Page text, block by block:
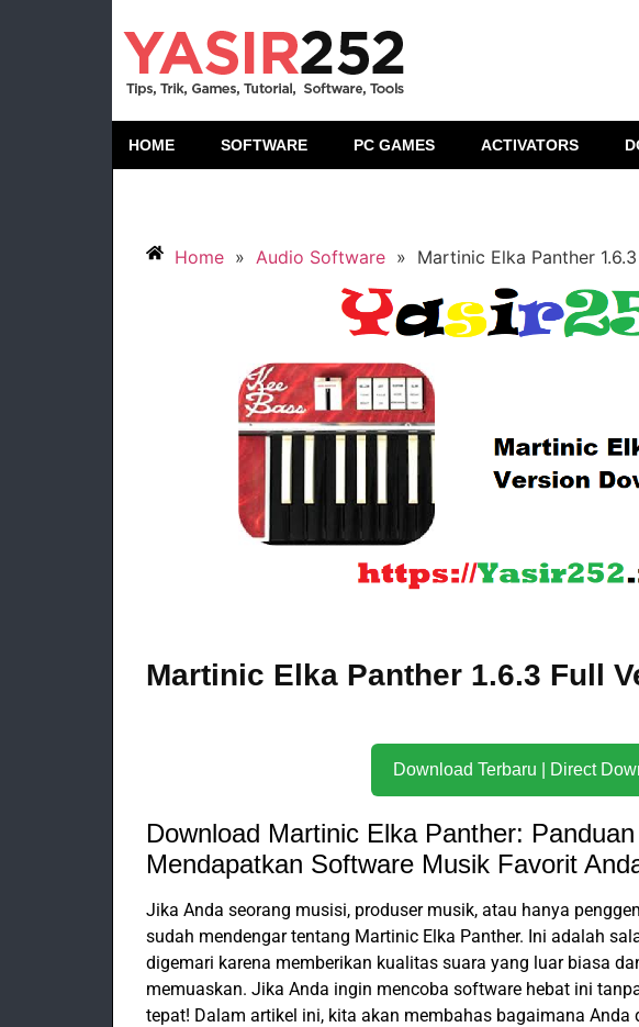
HOME SOFTWARE PC GAMES ACTIVATORS
Home » Audio Software » Martinic Elka Panther
Martinic Elka Panther 1.6.3 Full
Download Terbaru |
Download Martinic Elka Panther:
Mendapatkan Software Musik Favorit
Jika Anda seorang musisi, produser musik, atau hanya
sudah mendengar tentang Martinic Elka Panther. Ini adalah
digemari karena memberikan kualitas suara yang luar biasa
memuaskan. Jika Anda ingin mencoba software hebat ini
tepat! Dalam artikel ini, kita akan membahas bagaimana Anda